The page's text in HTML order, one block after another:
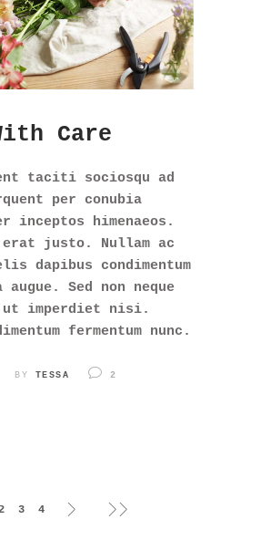
Care
taciti sociosqu ad
per conubia
inceptos himenaeos.
justo. Nullam ac
dapibus condimentum
Sed non neque
imperdiet nisi.
fermentum nunc.
BY TESSA 2
3 4